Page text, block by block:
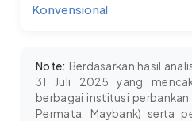
Konvensional
Note: Berdasarkan hasil
31 Juli 2025 yang
berbagai institusi perbankan
Permata, Maybank) serta